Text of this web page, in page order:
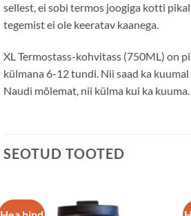
sellest, ei sobi termos joogiga kotti
tegemist ei ole keeratav kaanega.
XL Termostass-kohvitass (750ML) on
külmana 6-12 tundi. Nii saad ka
Naudi mõlemat, nii külma kui ka kuuma.
SEOTUD TOOTED